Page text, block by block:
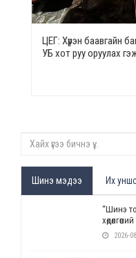
ЦЕГ: Хүрэн баавгайн
УБ хот руу оруулах
Шинэ мэдээ Их
“Шинэ
2026-